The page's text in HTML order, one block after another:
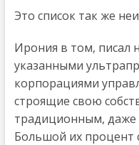
Это список так же
Ирония в том, писал
указанными
корпорациями
строящие свою
традиционным, даже
Большой их процент